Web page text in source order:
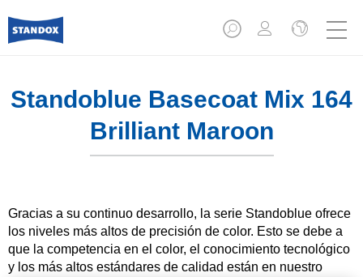
Standoblue Basecoat Mix 164
Brilliant Maroon
Gracias a su continuo desarrollo, la serie Standoblue ofrece
los niveles más altos de precisión de color. Esto se debe a
que la competencia en el color, el conocimiento tecnológico
y los más altos estándares de calidad están en nuestro